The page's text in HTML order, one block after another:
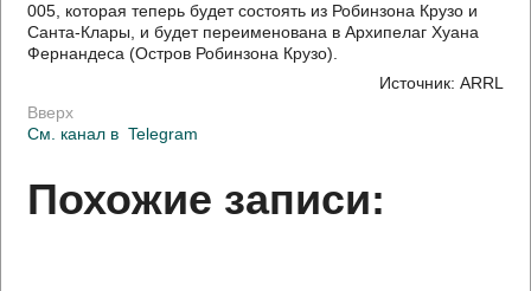
005, которая теперь будет состоять из Робинзона Крузо и
Санта-Клары, и будет переименована в Архипелаг Хуана
Фернандеса (Остров Робинзона Крузо).
Источник: ARRL
Вверх
См. канал в Telegram
Похожие записи: